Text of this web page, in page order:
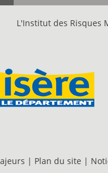
L'Institut des Risques
| Plan du site |